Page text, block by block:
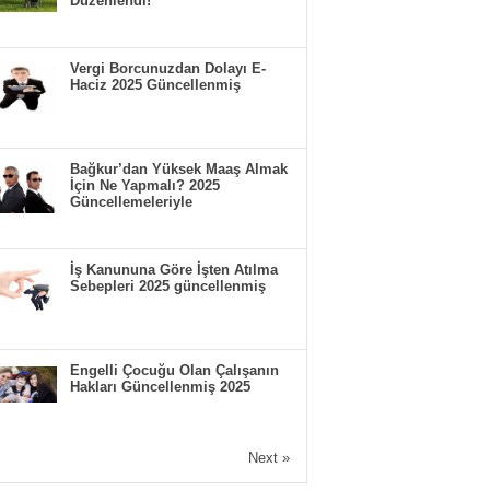
Vergi Borcunuzdan Dolayı E-
Haciz 2025 Güncellenmiş
Bağkur’dan Yüksek Maaş Almak
İçin Ne Yapmalı? 2025
Güncellemeleriyle
İş Kanununa Göre İşten Atılma
Sebepleri 2025 güncellenmiş
Engelli Çocuğu Olan Çalışanın
Hakları Güncellenmiş 2025
Next »